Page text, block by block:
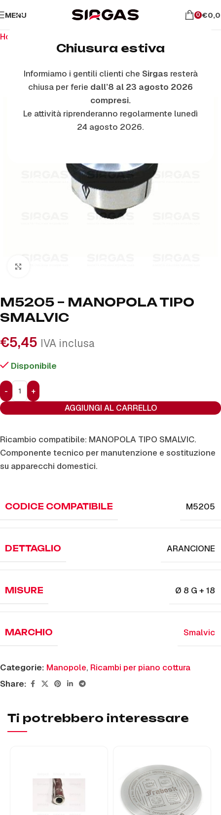
Chiusura estiva
Informiamo i gentili clienti che Sirgas resterà
chiusa per ferie dall’8 al 23 agosto 2026
compresi.
Le attività riprenderanno regolarmente lunedì
24 agosto 2026.
MENU 0 €
Home
M5205 – MANOPOLA TIPO
SMALVIC
€5,45 IVA inclusa
Disponibile
AGGIUNGI AL CARRELLO
Ricambio compatibile: MANOPOLA TIPO SMALVIC.
Componente tecnico per manutenzione e sostituzione
su apparecchi domestici.
CODICE COMPATIBILE M5205
DETTAGLIO ARANCIONE
MISURE Ø 8 G + 18
MARCHIO Smalvic
Categorie: Manopole, Ricambi per piano cottura
Share:
Ti potrebbero interessare